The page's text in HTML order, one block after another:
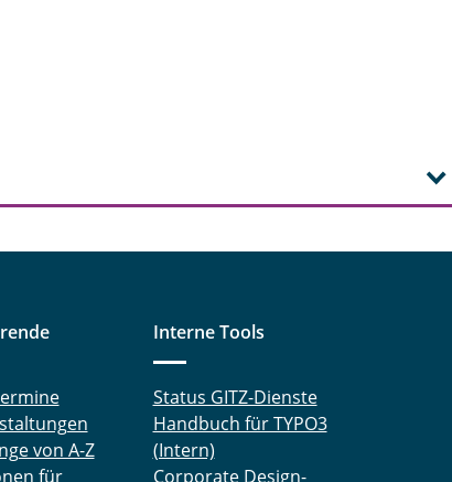
von A-Z
für
Interne Tools
Status GITZ-Dienste
Handbuch für TYPO3
(Intern)
Corporate Design-